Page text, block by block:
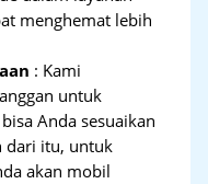
menghemat lebih
: Kami
untuk
Anda sesuaikan
dari itu, untuk
akan mobil